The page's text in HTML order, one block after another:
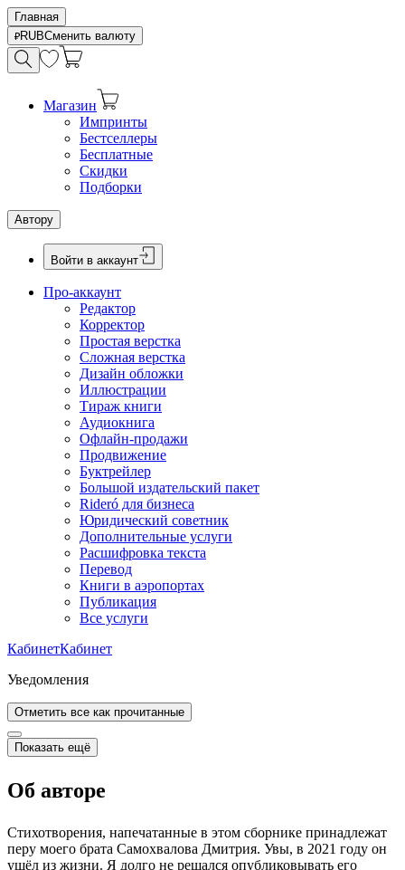
Главная
RUBСменить валюту
Магазин
Импринты
Бестселлеры
Бесплатные
Скидки
Подборки
Автору
Войти в аккаунт
Про-аккаунт
Редактор
Корректор
Простая верстка
Сложная верстка
Дизайн обложки
Иллюстрации
Тираж книги
Аудиокнига
Офлайн-продажи
Продвижение
Буктрейлер
Большой издательский пакет
Rideró для бизнеса
Юридический советник
Дополнительные услуги
Расшифровка текста
Перевод
Книги в аэропортах
Публикация
Все услуги
КабинетКабинет
Уведомления
Отметить все как прочитанные
Показать ещё
Об авторе
Стихотворения, напечатанные в этом сборнике принадлежат
перу моего брата Самохвалова Дмитрия. Увы, в 2021 году он
ушёл из жизни. Я долго не решался опубликовывать его